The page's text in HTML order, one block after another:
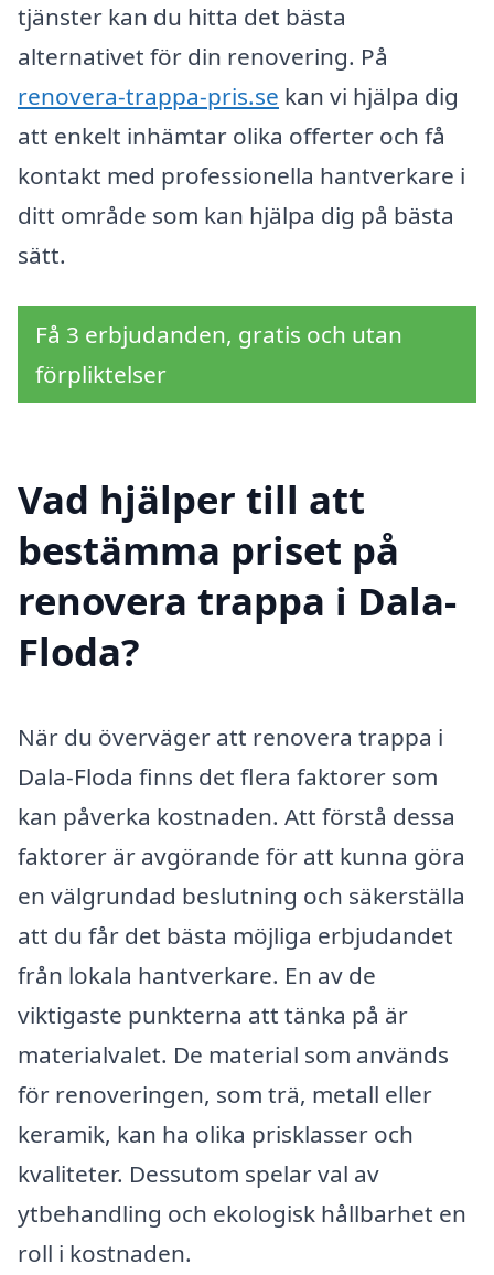
tjänster kan du hitta det bästa
alternativet för din renovering. På
renovera-trappa-pris.se kan vi hjälpa dig
att enkelt inhämtar olika offerter och få
kontakt med professionella hantverkare i
ditt område som kan hjälpa dig på bästa
sätt.
Få 3 erbjudanden, gratis och utan
förpliktelser
Vad hjälper till att
bestämma priset på
renovera trappa i Dala-
Floda?
När du överväger att renovera trappa i
Dala-Floda finns det flera faktorer som
kan påverka kostnaden. Att förstå dessa
faktorer är avgörande för att kunna göra
en välgrundad beslutning och säkerställa
att du får det bästa möjliga erbjudandet
från lokala hantverkare. En av de
viktigaste punkterna att tänka på är
materialvalet. De material som används
för renoveringen, som trä, metall eller
keramik, kan ha olika prisklasser och
kvaliteter. Dessutom spelar val av
ytbehandling och ekologisk hållbarhet en
roll i kostnaden.